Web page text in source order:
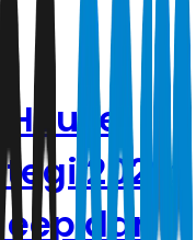
2026:
dan